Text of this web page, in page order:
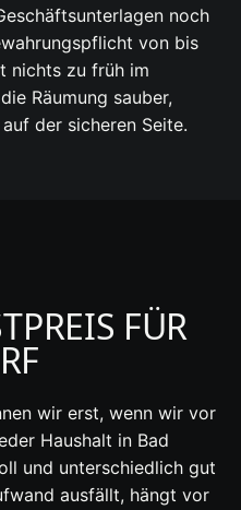
noch
von bis
nichts zu früh im
Räumung sauber,
der sicheren Seite.
FÜR
wir erst, wenn wir vor
Haushalt in Bad
und unterschiedlich gut
ausfällt, hängt vor